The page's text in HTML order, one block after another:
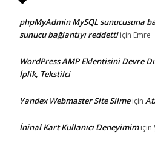
phpMyAdmin MySQL sunucusuna
sunucu bağlantıyı reddettiiçin Emre
WordPress AMP Eklentisini Devre
İplik, Tekstilci
Yandex Webmaster Site Silmeiçin
İninal Kart Kullanıcı Deneyimimiçin